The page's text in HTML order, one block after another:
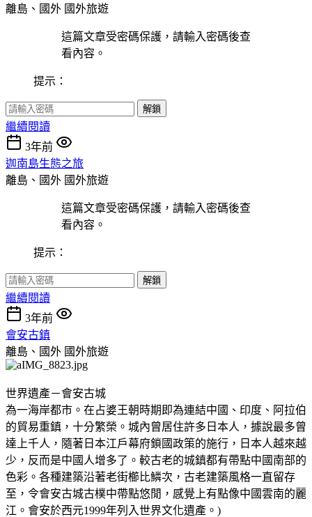
離島、國外 國外旅遊
這篇文章受密碼保護，請輸入密碼後查
看內容。
提示：
解鎖
繼續閱讀
3年前
迦南島生態之旅
離島、國外 國外旅遊
這篇文章受密碼保護，請輸入密碼後查
看內容。
提示：
解鎖
繼續閱讀
3年前
會安古鎮
離島、國外 國外旅遊
世界遺產－會安古城
為一海岸都市。在占婆王朝時期即為連結中國、印度、阿拉伯
的貿易重鎮，十分繁榮。城內曾居住許多日本人，據說最多曾
達上千人，隨著日本江戶幕府鎖國政策的施行，日本人越來越
少，反而是中國人增多了。較古老的城鎮都有帶點中國南部的
色彩。各種建築沿著老街櫛比鱗次，古老建築風格一直留存
至，令會安古城古樸中帶點悠閒，感覺上有點像中國雲南的麗
江。會安於西元1999年列入世界文化遺產。)